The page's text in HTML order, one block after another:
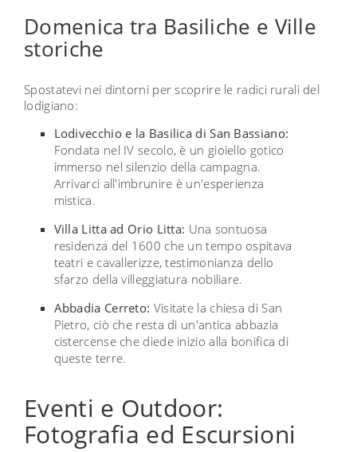
Domenica tra Basiliche e Ville
storiche
Spostatevi nei dintorni per scoprire le radici rurali del
lodigiano:
Lodivecchio e la Basilica di San Bassiano:
Fondata nel IV secolo, è un gioiello gotico
immerso nel silenzio della campagna.
Arrivarci all'imbrunire è un'esperienza
mistica.
Villa Litta ad Orio Litta: Una sontuosa
residenza del 1600 che un tempo ospitava
teatri e cavallerizze, testimonianza dello
sfarzo della villeggiatura nobiliare.
Abbadia Cerreto: Visitate la chiesa di San
Pietro, ciò che resta di un'antica abbazia
cistercense che diede inizio alla bonifica di
queste terre.
Eventi e Outdoor:
Fotografia ed Escursioni